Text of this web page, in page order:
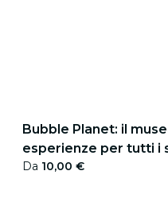
Bubble Planet: il
esperienze per tutti i
regalo
Da 10,00 €